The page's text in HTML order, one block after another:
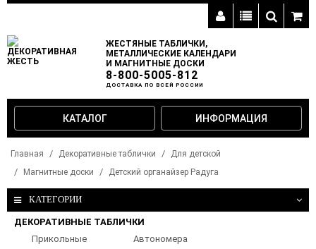
ЖЕСТЯНЫЕ ТАБЛИЧКИ,
МЕТАЛЛИЧЕСКИЕ КАЛЕНДАРИ
И МАГНИТНЫЕ ДОСКИ
8-800-5005-812
ДОСТАВКА ПО ВСЕЙ РОССИИ
КАТАЛОГ ИНФОРМАЦИЯ
Главная Декоративные таблички
Для детской
Магнитные доски
Детский органайзер Радуга
КАТЕГОРИИ
ДЕКОРАТИВНЫЕ ТАБЛИЧКИ
Прикольные
Автономера